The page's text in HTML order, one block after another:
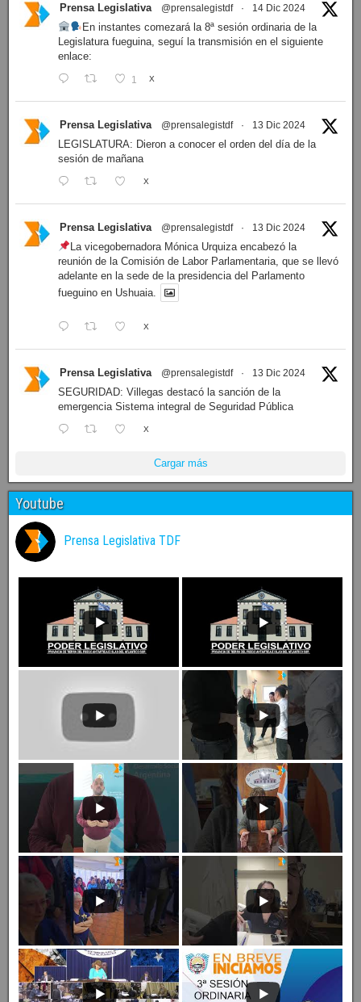
Prensa Legislativa @prensalegistdf · 14 Dic 2024
En instantes comezará la 8ª sesión ordinaria de la
Legislatura fueguina, seguí la transmisión en el siguiente
enlace:
1 X
Prensa Legislativa @prensalegistdf · 13 Dic 2024
LEGISLATURA: Dieron a conocer el orden del día de la
sesión de mañana
X
Prensa Legislativa @prensalegistdf · 13 Dic 2024
La vicegobernadora Mónica Urquiza encabezó la
reunión de la Comisión de Labor Parlamentaria, que se llevó
adelante en la sede de la presidencia del Parlamento
fueguino en Ushuaia.
X
Prensa Legislativa @prensalegistdf · 13 Dic 2024
SEGURIDAD: Villegas destacó la sanción de la
emergencia Sistema integral de Seguridad Pública
X
Cargar más
Youtube
Prensa Legislativa TDF